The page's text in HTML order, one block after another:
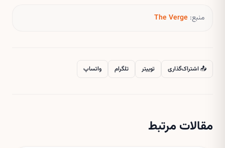
منبع: The Verge
📤 اشتراک‌گذاری توییتر تلگرام واتساپ
مقالات مرتبط